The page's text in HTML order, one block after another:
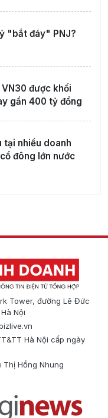
"bắt đáy" PNJ?
được khối
gần 400 tỷ đồng
tại nhiều doanh
đông lớn nước
Tower, đường Lê Đức
Nội
Hà Nội cấp ngày
Hồng Nhung